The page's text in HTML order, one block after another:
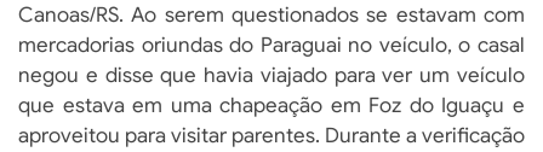
Canoas/RS. Ao serem questionados se estavam com
mercadorias oriundas do Paraguai no veículo, o casal
negou e disse que havia viajado para ver um veículo
que estava em uma chapeação em Foz do Iguaçu e
aproveitou para visitar parentes. Durante a verificação